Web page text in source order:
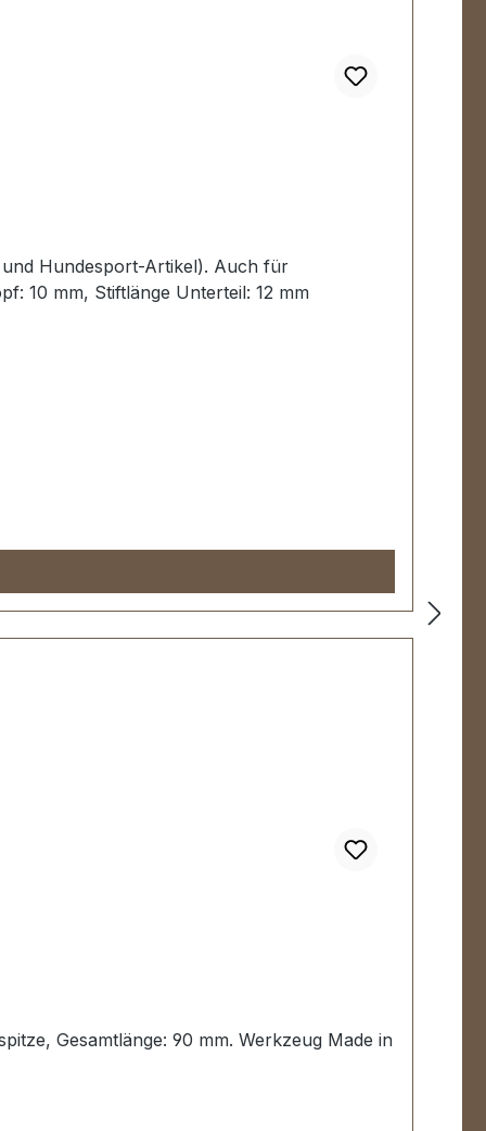
Hundesport-Artikel). Auch für
10 mm, Stiftlänge Unterteil: 12 mm
Gesamtlänge: 90 mm. Werkzeug Made in